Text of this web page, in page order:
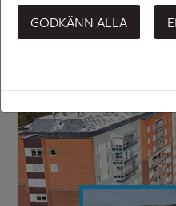
GODKÄNN ALLA